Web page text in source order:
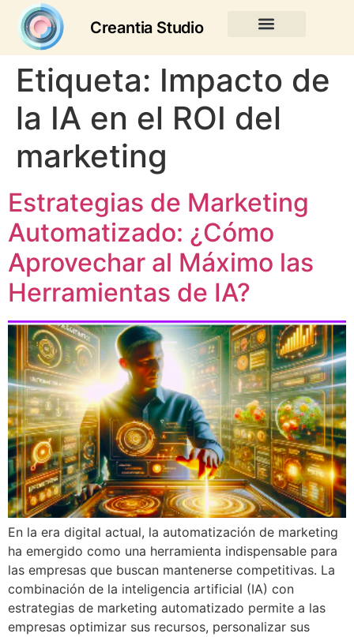
Creantia Studio
Etiqueta: Impacto de
la IA en el ROI del
marketing
Estrategias de Marketing
Automatizado: ¿Cómo
Aprovechar al Máximo las
Herramientas de IA?
En la era digital actual, la automatización de marketing
ha emergido como una herramienta indispensable para
las empresas que buscan mantenerse competitivas. La
combinación de la inteligencia artificial (IA) con
estrategias de marketing automatizado permite a las
empresas optimizar sus recursos, personalizar sus